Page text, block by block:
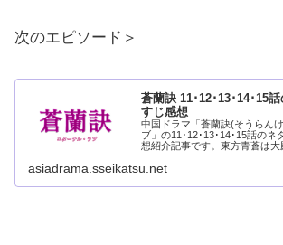
次のエピソード＞
蒼蘭訣 11･12･13･14･15
すじ感想
中国ドラマ「蒼蘭訣(そうらん
ブ」の11･12･13･14･15話のネ
想紹介記事です。東方青蒼は大
も戻してくれるように言います
asiadrama.sseikatsu.net